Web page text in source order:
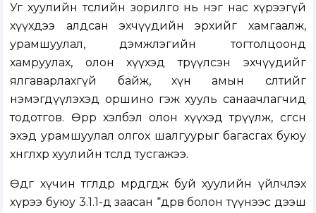
Уг хуулийн төслийн зорилго нь нэг нас хүрээгүй
хүүхдээ алдсан эхчүүдийн эрхийг хамгаалж,
урамшуулал, дэмжлэгийн тогтолцоонд
хамруулах, олон хүүхэд төрүүлсэн эхчүүдийг
ялгаварлахгүй байж, хүн амын өсөлтийг
нэмэгдүүлэхэд оршино гэж хууль санаачлагчид
тодотгов. Өөрөөр хэлбэл олон хүүхэд төрүүлж, өсгөсөн
эхэд урамшуулал олгох шалгуурыг багасгах буюу
хөнгөлөхөөр хуулийн төсөлд тусгажээ.
Өдгөө хүчин төгөлдөр мөрдөгдөж буй хуулийн үйлчлэх
хүрээ буюу 3.1.1-д заасан “дөрөв болон түүнээс дээш